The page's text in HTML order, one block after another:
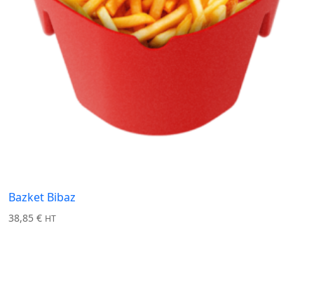
Bazket Bibaz
38,85 € HT